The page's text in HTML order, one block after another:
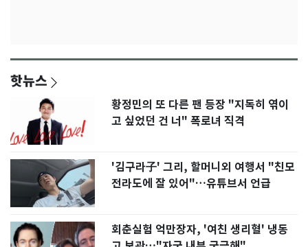
핫뉴스
황정민의 또 다른 팬 등장 "지독히 엮이
고 싶었던 건 너" 폭로녀 직격
'김구라子' 그리, 할머니외 여행서 "친모
전라도에 잘 있어"…유튜브서 언급
회춘실험 억만장자, '여친 생리혈' 냉동